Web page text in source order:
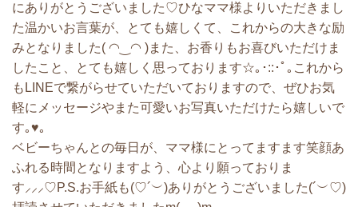
にありがとうございました♡ひなママ様よりいただきまし
た温かいお言葉が、とても嬉しくて、これからの大きな励
みとなりました( ◠‿◠ )また、お香りもお喜びいただけま
したこと、とても嬉しく思っております☆｡･::･ﾟ｡ これから
もLINEで繋がらせていただいておりますので、ぜひお気
軽にメッセージやまた可愛いお写真いただけたら嬉しいで
す｡♥｡
ベビーちゃんとの毎日が、ママ様にとってますます笑顔あ
ふれる時間となりますよう、心より願っておりま
す⸝⸝⸝♡P.S.お手紙も(♡´︶)ありがとうございました(´︶♡)